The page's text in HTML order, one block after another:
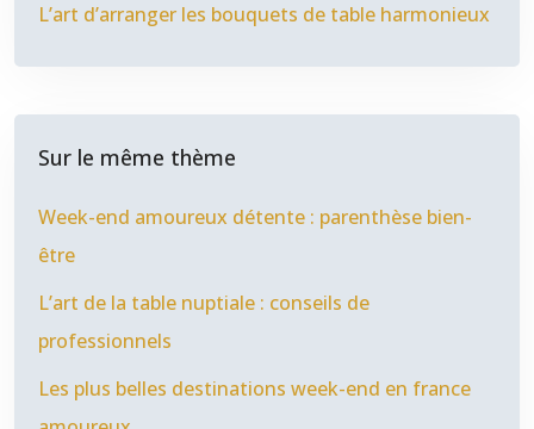
L’art d’arranger les bouquets de table harmonieux
Sur le même thème
Week-end amoureux détente : parenthèse bien-
être
L’art de la table nuptiale : conseils de
professionnels
Les plus belles destinations week-end en france